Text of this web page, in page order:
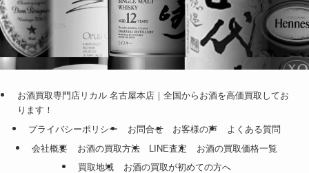
お酒買取専門店リカル 名古屋本店｜全国からお酒を高価買取してお
ります！
プライバシーポリシー
お問合せ お客様の声
よくある質問
会社概要
お酒の買取方法 LINE査定
お酒の買取価格一覧
買取地域
お酒の買取が初めての方へ